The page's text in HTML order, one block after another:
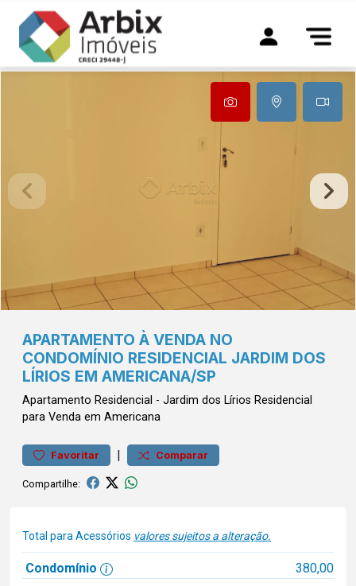
APARTAMENTO À VENDA NO
CONDOMÍNIO RESIDENCIAL JARDIM DOS
LÍRIOS EM AMERICANA/SP
Apartamento Residencial - Jardim dos Lírios Residencial
para Venda em Americana
Favoritar | Comparar
Compartilhe:
Total para Acessórios valores sujeitos a alteração.
Condomínio
380,00